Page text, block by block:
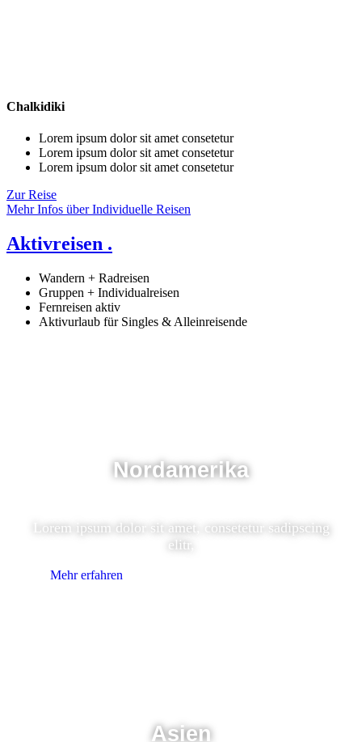
Chalkidiki
Lorem ipsum dolor sit amet consetetur
Lorem ipsum dolor sit amet consetetur
Lorem ipsum dolor sit amet consetetur
Zur Reise
Mehr Infos über Individuelle Reisen
Aktivreisen .
Wandern + Radreisen
Gruppen + Individualreisen
Fernreisen aktiv
Aktivurlaub für Singles & Alleinreisende
Nordamerika
Lorem ipsum dolor sit amet, consetetur sadipscing
elitr,
Mehr erfahren
Asien